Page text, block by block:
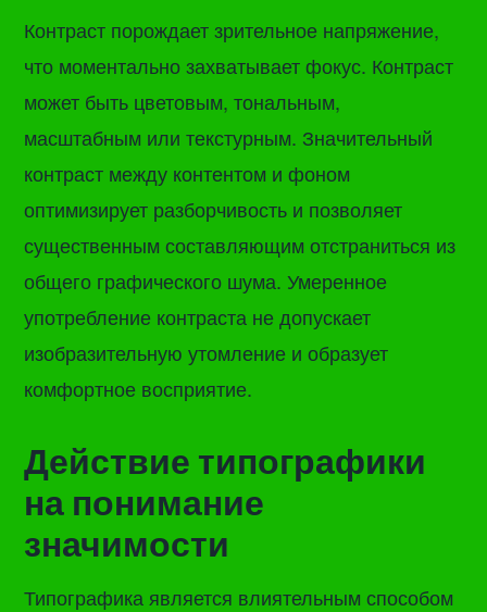
Контраст порождает зрительное напряжение,
что моментально захватывает фокус. Контраст
может быть цветовым, тональным,
масштабным или текстурным. Значительный
контраст между контентом и фоном
оптимизирует разборчивость и позволяет
существенным составляющим отстраниться из
общего графического шума. Умеренное
употребление контраста не допускает
изобразительную утомление и образует
комфортное восприятие.
Действие типографики
на понимание
значимости
Типографика является влиятельным способом